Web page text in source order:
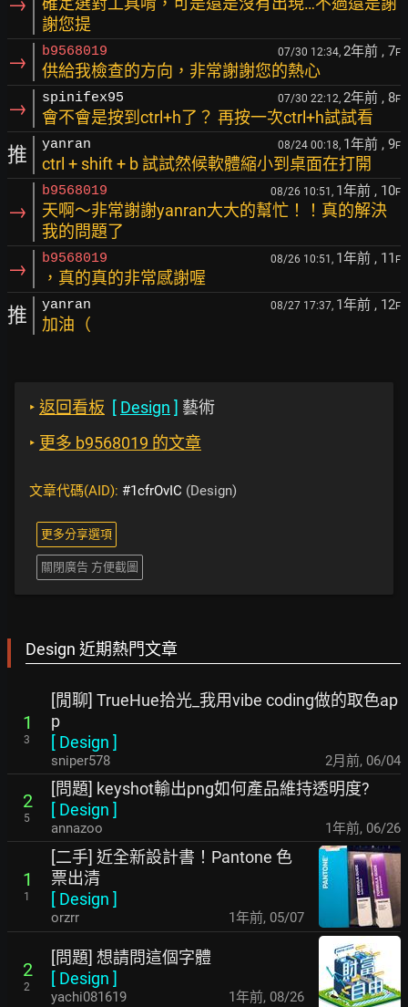
謝您提
→ b9568019 07/30 12:34, 2年前 , 7F
供給我檢查的方向，非常謝謝您的熱心
→ spinifex95 07/30 22:12, 2年前 , 8F
會不會是按到ctrl+h了？ 再按一次ctrl+h試試看
推 yanran 08/24 00:18, 1年前 , 9F
ctrl + shift + b 試試然候軟體縮小到桌面在打開
→
b9568019 08/26 10:51, 1年前 , 10F
天啊～非常謝謝yanran大大的幫忙！！真的解決
我的問題了
→ b9568019 08/26 10:51, 1年前 , 11 F
，真的真的非常感謝喔
推 yanran 08/27 17:37, 1年前 , 12F
加油（
‣ 返回看板 [ Design ] 藝術
‣ 更多 b9568019 的文章
文章代碼(AID): #1cfrOvIC (Design)
更多分享選項
關閉廣告 方便截圖
Design 近期熱門文章
1
3
[閒聊] TrueHue拾光_我用vibe coding做的取色ap
p
[ Design ]
sniper578 2月前, 06/04
2
5
[問題] keyshot輸出png如何產品維持透明度?
[ Design ]
annazoo 1年前, 06/26
1
1
[二手] 近全新設計書！Pantone 色
票出清
[ Design ]
orzrr 1年前, 05/07
2
2
[問題] 想請問這個字體
[ Design ]
yachi081619 1年前, 08/26